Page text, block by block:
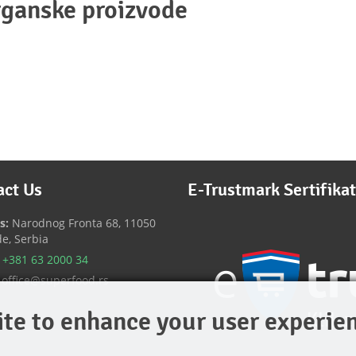
proizvode
Us
Narodnog Fronta 68, 11050
Serbia
+381 63 2000 34
E-Trustmark Sertifikat
to enhance your user